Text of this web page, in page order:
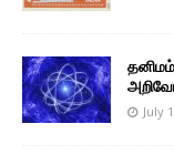
July